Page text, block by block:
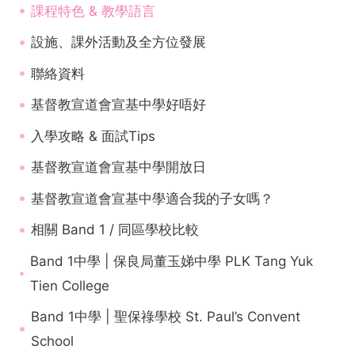
課程特色 & 教學語言
設施、課外活動及全方位發展
聯絡資料
基督教宣道會宣基中學好唔好
入學攻略 & 面試Tips
基督教宣道會宣基中學開放日
基督教宣道會宣基中學適合我的子女嗎？
相關 Band 1 / 同區學校比較
Band 1中學 | 保良局董玉娣中學 PLK Tang Yuk
Tien College
Band 1中學 | 聖保祿學校 St. Paul’s Convent
School